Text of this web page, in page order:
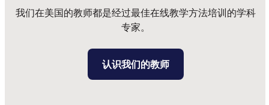
我们在美国的教师都是经过最佳在线教学方法培训的学科
专家。
认识我们的教师